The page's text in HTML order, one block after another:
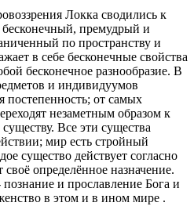
Локка сводились к
премудрый и
по пространству и
в себе бесконечные свойства
бесконечное разнообразие. В
и индивидуумов
постепенность; от самых
незаметным образом к
Все эти существа
мир есть стройный
существо действует согласно
определённое назначение.
и прославление Бога и
в этом и в ином мире .